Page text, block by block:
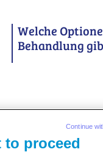
Welche
Behandlung
to proceed
Continue